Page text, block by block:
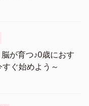
脳が育つ♪0歳におす
ぐ始めよう～